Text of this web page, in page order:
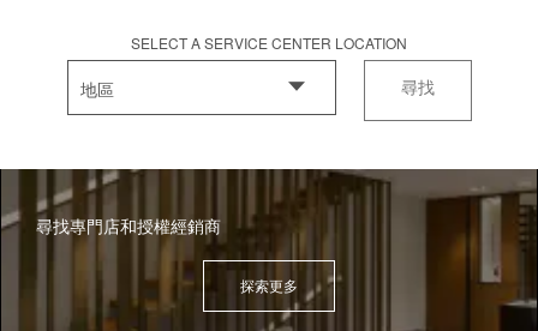
SELECT A SERVICE CENTER LOCATION
地區 尋找
尋找專門店和授權經銷商
探索更多